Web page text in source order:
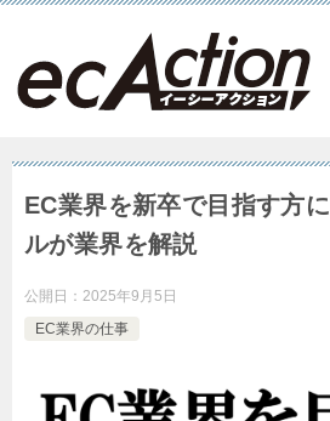
EC業界を新卒で目指す方
ルが業界を解説
公開日： 2025年9月5日
EC業界の仕事